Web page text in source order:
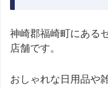
神崎郡福崎町にある
店舗です。
おしゃれな日用品や